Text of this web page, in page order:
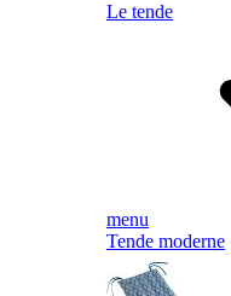
Le tende
menu
Tende moderne